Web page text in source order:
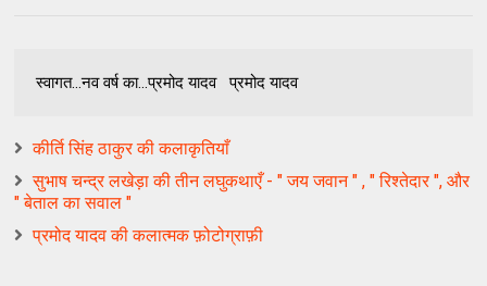
स्वागत...नव वर्ष का...प्रमोद यादव प्रमोद यादव
कीर्ति सिंह ठाकुर की कलाकृतियाँ
सुभाष चन्द्र लखेड़ा की तीन लघुकथाएँ - " जय जवान " , " रिश्तेदार ", और
" बेताल का सवाल "
प्रमोद यादव की कलात्मक फ़ोटोग्राफ़ी